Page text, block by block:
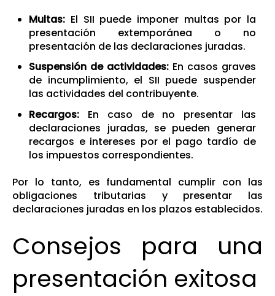
Multas: El SII puede imponer multas por la
presentación extemporánea o no
presentación de las declaraciones juradas.
Suspensión de actividades: En casos graves
de incumplimiento, el SII puede suspender
las actividades del contribuyente.
Recargos: En caso de no presentar las
declaraciones juradas, se pueden generar
recargos e intereses por el pago tardío de
los impuestos correspondientes.
Por lo tanto, es fundamental cumplir con las
obligaciones tributarias y presentar las
declaraciones juradas en los plazos establecidos.
Consejos para una
presentación exitosa